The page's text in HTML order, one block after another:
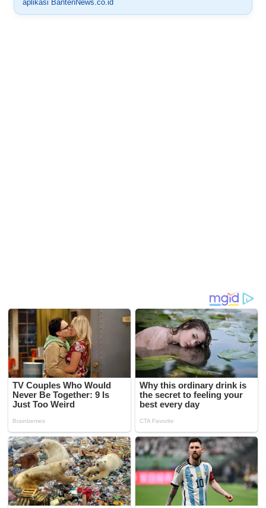
aplikasi BantenNews.co.id